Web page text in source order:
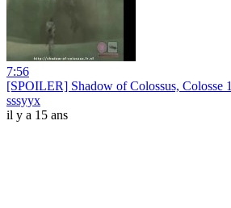
7:56
[SPOILER] Shadow of Colossus, Colosse 1
sssyyx
il y a 15 ans